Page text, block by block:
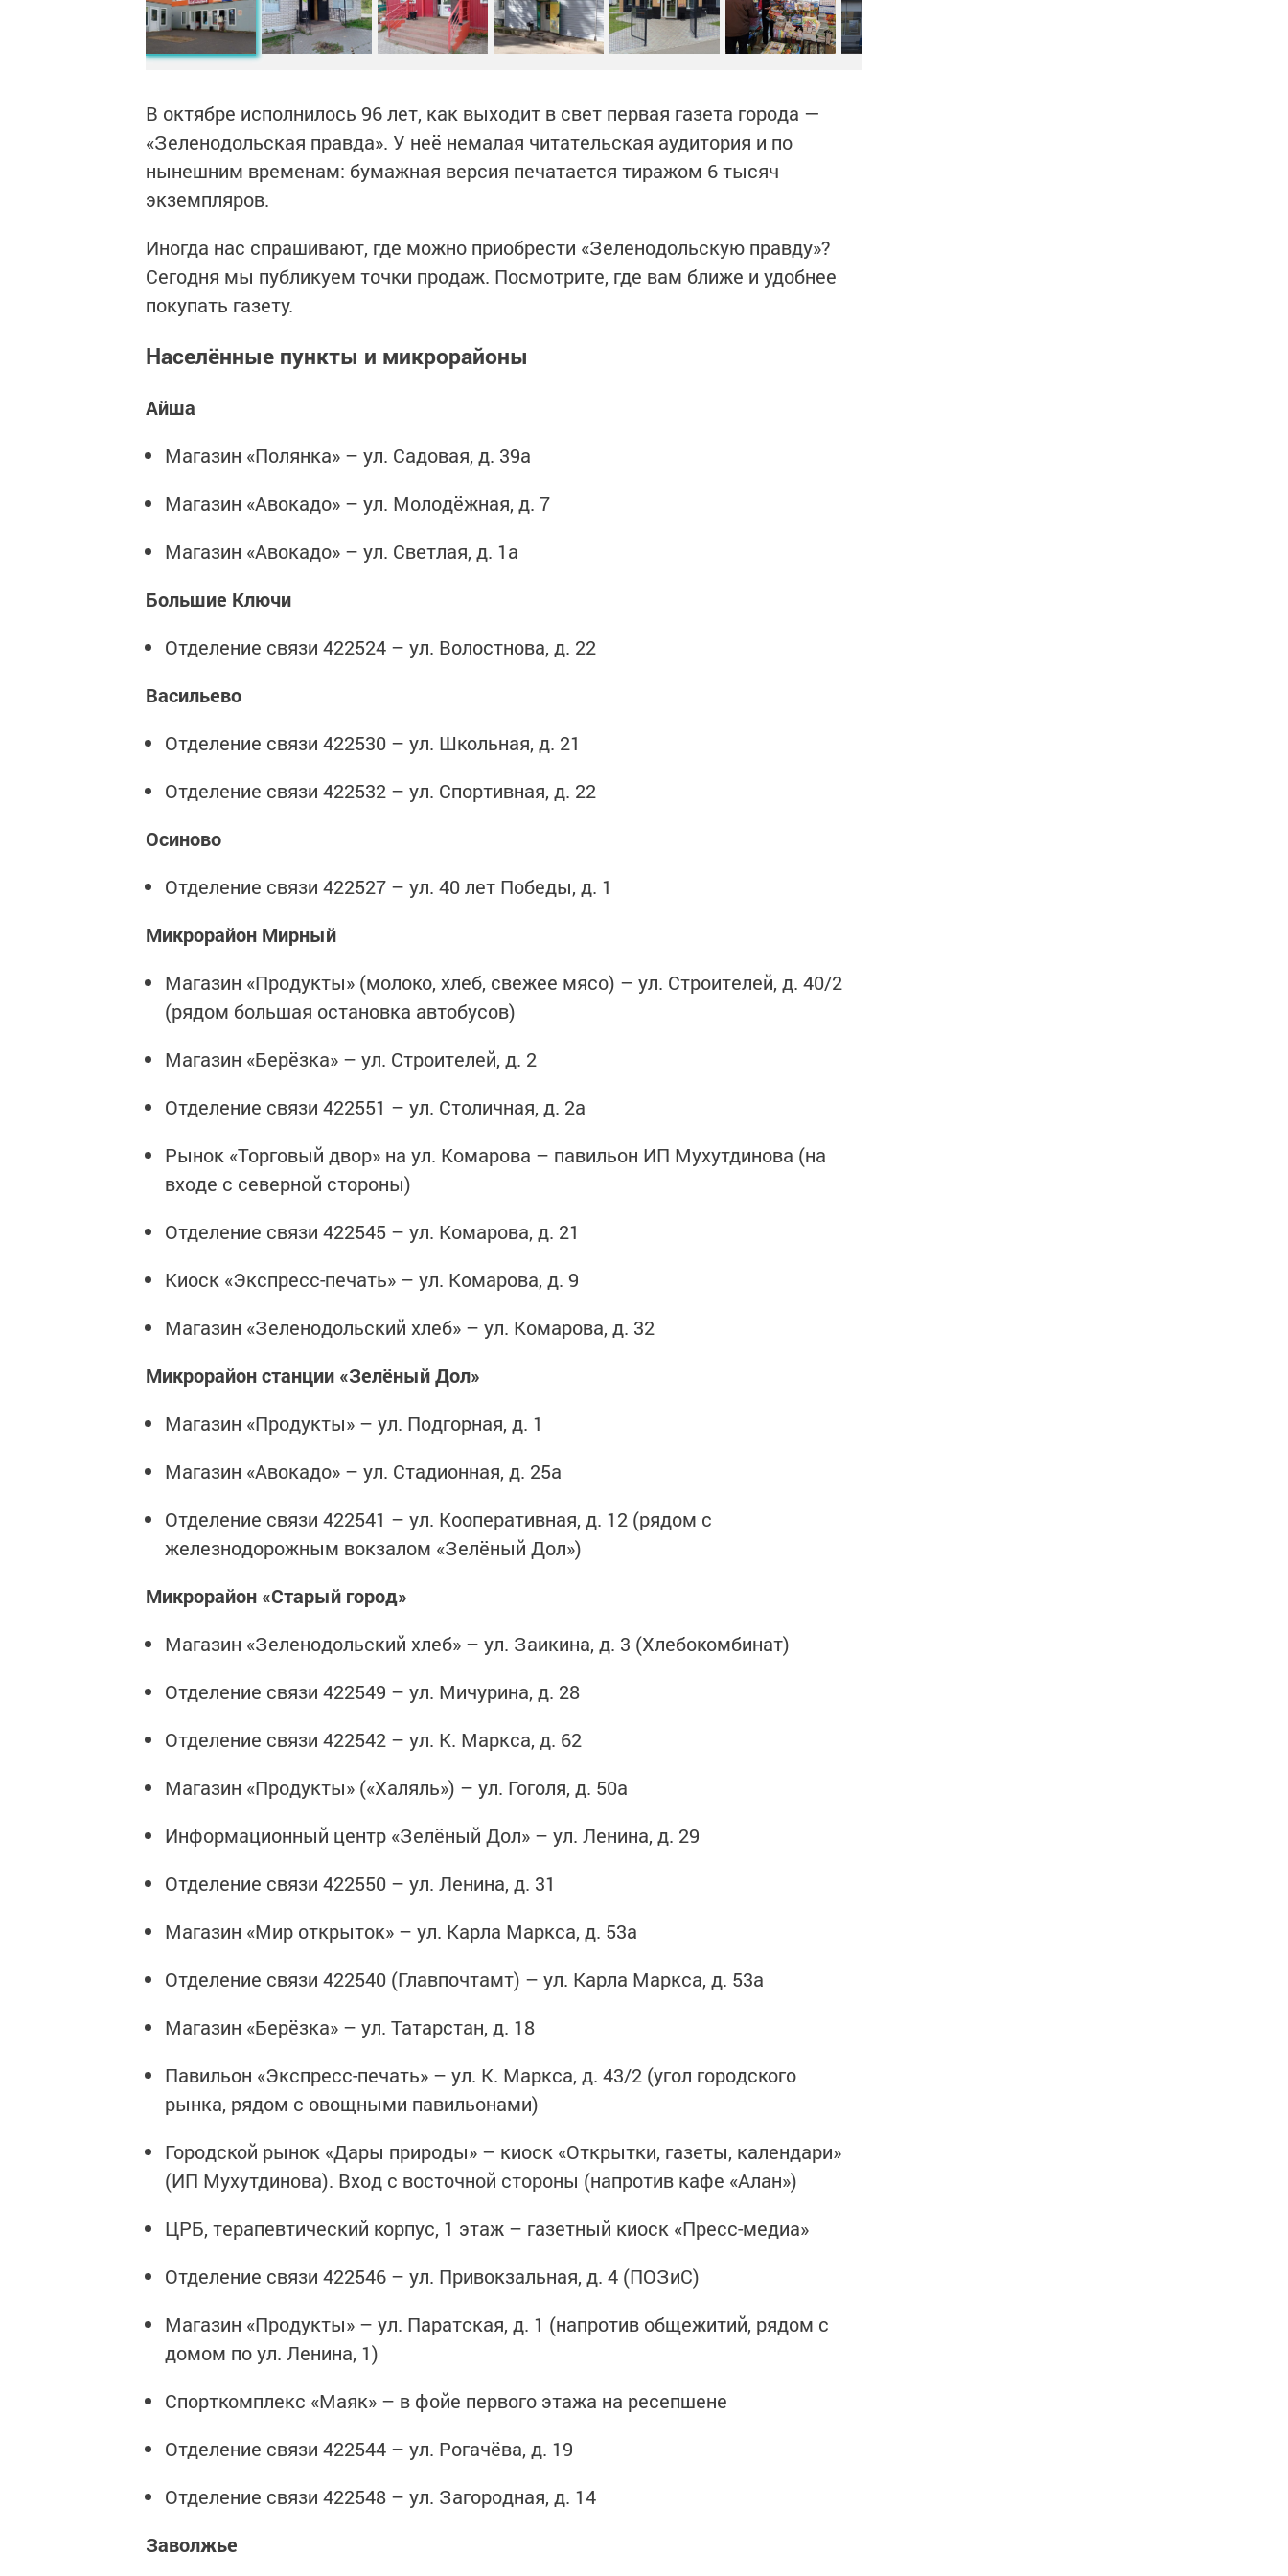
В октябре исполнилось 96 лет, как выходит в свет первая газета города —
«Зеленодольская правда». У неё немалая читательская аудитория и по
нынешним временам: бумажная версия печатается тиражом 6 тысяч
экземпляров.
Иногда нас спрашивают, где можно приобрести «Зеленодольскую правду»?
Сегодня мы публикуем точки продаж. Посмотрите, где вам ближе и удобнее
покупать газету.
Населённые пункты и микрорайоны
Айша
Магазин «Полянка» – ул. Садовая, д. 39а
Магазин «Авокадо» – ул. Молодёжная, д. 7
Магазин «Авокадо» – ул. Светлая, д. 1а
Большие Ключи
Отделение связи 422524 – ул. Волостнова, д. 22
Васильево
Отделение связи 422530 – ул. Школьная, д. 21
Отделение связи 422532 – ул. Спортивная, д. 22
Осиново
Отделение связи 422527 – ул. 40 лет Победы, д. 1
Микрорайон Мирный
Магазин «Продукты» (молоко, хлеб, свежее мясо) – ул. Строителей, д. 40/2
(рядом большая остановка автобусов)
Магазин «Берёзка» – ул. Строителей, д. 2
Отделение связи 422551 – ул. Столичная, д. 2а
Рынок «Торговый двор» на ул. Комарова – павильон ИП Мухутдинова (на
входе с северной стороны)
Отделение связи 422545 – ул. Комарова, д. 21
Киоск «Экспресс-печать» – ул. Комарова, д. 9
Магазин «Зеленодольский хлеб» – ул. Комарова, д. 32
Микрорайон станции «Зелёный Дол»
Магазин «Продукты» – ул. Подгорная, д. 1
Магазин «Авокадо» – ул. Стадионная, д. 25а
Отделение связи 422541 – ул. Кооперативная, д. 12 (рядом с
железнодорожным вокзалом «Зелёный Дол»)
Микрорайон «Старый город»
Магазин «Зеленодольский хлеб» – ул. Заикина, д. 3 (Хлебокомбинат)
Отделение связи 422549 – ул. Мичурина, д. 28
Отделение связи 422542 – ул. К. Маркса, д. 62
Магазин «Продукты» («Халяль») – ул. Гоголя, д. 50а
Информационный центр «Зелёный Дол» – ул. Ленина, д. 29
Отделение связи 422550 – ул. Ленина, д. 31
Магазин «Мир открыток» – ул. Карла Маркса, д. 53а
Отделение связи 422540 (Главпочтамт) – ул. Карла Маркса, д. 53а
Магазин «Берёзка» – ул. Татарстан, д. 18
Павильон «Экспресс-печать» – ул. К. Маркса, д. 43/2 (угол городского
рынка, рядом с овощными павильонами)
Городской рынок «Дары природы» – киоск «Открытки, газеты, календари»
(ИП Мухутдинова). Вход с восточной стороны (напротив кафе «Алан»)
ЦРБ, терапевтический корпус, 1 этаж – газетный киоск «Пресс-медиа»
Отделение связи 422546 – ул. Привокзальная, д. 4 (ПОЗиС)
Магазин «Продукты» – ул. Паратская, д. 1 (напротив общежитий, рядом с
домом по ул. Ленина, 1)
Спорткомплекс «Маяк» – в фойе первого этажа на ресепшене
Отделение связи 422544 – ул. Рогачёва, д. 19
Отделение связи 422548 – ул. Загородная, д. 14
Заволжье